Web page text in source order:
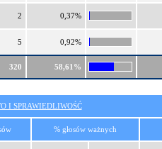
2 0,37%
5 0,92%
320 58,61%
I SPRAWIEDLIWOŚĆ
% głosów ważnych